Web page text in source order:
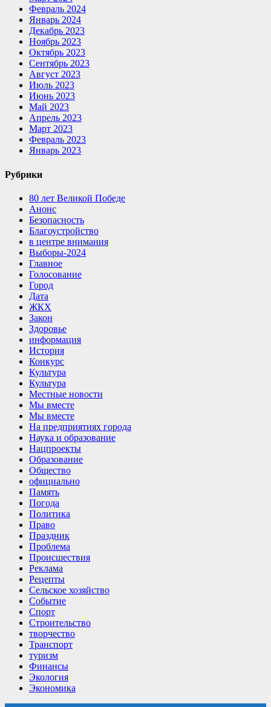
Февраль 2024
Январь 2024
Декабрь 2023
Ноябрь 2023
Октябрь 2023
Сентябрь 2023
Август 2023
Июль 2023
Июнь 2023
Май 2023
Апрель 2023
Март 2023
Февраль 2023
Январь 2023
Рубрики
80 лет Великой Победе
Анонс
Безопасность
Благоустройство
в центре внимания
Выборы-2024
Главное
Голосование
Город
Дата
ЖКХ
Закон
Здоровье
информация
История
Конкурс
Культура
Культура
Местные новости
Мы вместе
Мы вместе
На предприятиях города
Наука и образование
Нацпроекты
Образование
Общество
официально
Память
Погода
Политика
Право
Праздник
Проблема
Происшествия
Реклама
Рецепты
Сельское хозяйство
Событие
Спорт
Строительство
творчество
Транспорт
туризм
Финансы
Экология
Экономика